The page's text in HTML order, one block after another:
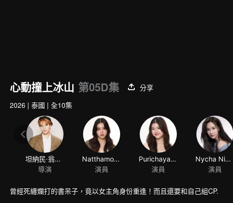
心動撞上冰山 第05D集
分享
2026 | 泰國 | 全10集
坦納民·翁斯坤帕
導演
Natthamon Jantraviphart
演員
Purichaya Saranark
演員
Nycha Nichapat Sujipinyo
演員
曾經死纏爛打的書呆子，竟以女主角身份重逢！而且還要和自己組CP.